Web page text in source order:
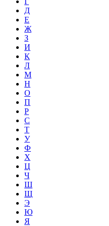
Д
Е
Ж
З
И
К
Л
М
Н
О
П
Р
С
Т
У
Ф
Х
Ц
Ч
Ш
Щ
Э
Ю
Я